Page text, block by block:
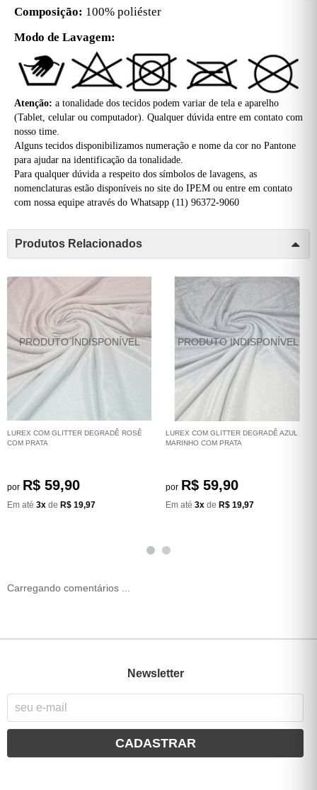
Composição: 100% poliéster
Modo de Lavagem:
Atenção: a tonalidade dos tecidos podem variar de tela e aparelho
(Tablet, celular ou computador). Qualquer dúvida entre em contato com
nosso time.
Alguns tecidos disponibilizamos numeração e nome da cor no Pantone
para ajudar na identificação da tonalidade.
Para qualquer dúvida a respeito dos símbolos de lavagens, as
nomenclaturas estão disponíveis no site do IPEM ou entre em contato
com nossa equipe através do Whatsapp (11) 96372-9060
Produtos Relacionados
LUREX COM GLITTER DEGRADÊ ROSÊ
COM PRATA
por R$ 59,90
Em até 3x de R$ 19,97
LUREX COM GLITTER DEGRADÊ AZUL
MARINHO COM PRATA
por R$ 59,90
Em até 3x de R$ 19,97
Carregando comentários ...
Newsletter
CADASTRAR